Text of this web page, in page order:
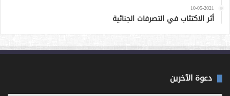
10-05-2021
أثر الاكتئاب في التصرفات الجنائية
دعوة الآخرين